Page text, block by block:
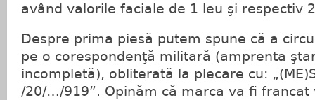
având valorile faciale de 1 leu şi respectiv
Despre prima piesă putem spune că a
pe o corespondenţă militară (amprenta
incompletă), obliterată la plecare cu:
/20/…/919”. Opinăm că marca va fi